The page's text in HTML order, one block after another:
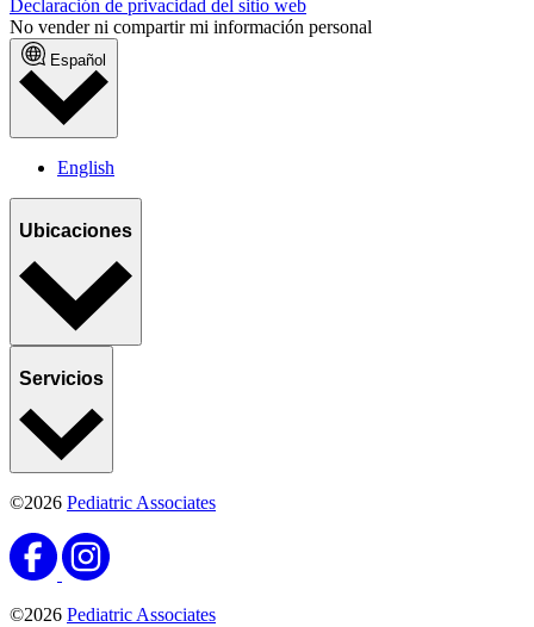
Declaración de privacidad del sitio web
No vender ni compartir mi información personal
Español
English
Ubicaciones
Servicios
©2026 Pediatric Associates
©2026 Pediatric Associates